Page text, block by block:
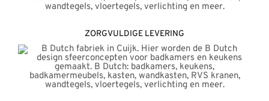
ZORGVULDIGE LEVERING